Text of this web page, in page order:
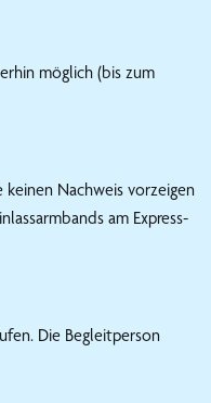
möglich (bis zum
Nachweis vorzeigen
am Express-
Die Begleitperson